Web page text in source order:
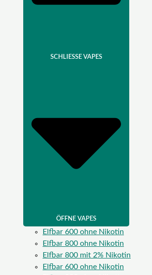
SCHLIESSE VAPES
ÖFFNE VAPES
Elfbar 600 ohne Nikotin
Elfbar 800 ohne Nikotin
Elfbar 800 mit 2% Nikotin
Elfbar 600 ohne Nikotin